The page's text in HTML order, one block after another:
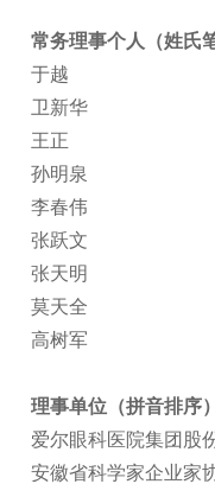
常务理事个人（姓氏
于越
卫新华
王正
孙明泉
李春伟
张跃文
张天明
莫天全
高树军
理事单位（拼音排序）
爱尔眼科医院集团股
安徽省科学家企业家